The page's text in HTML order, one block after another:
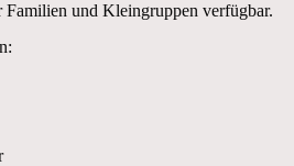
Familien und Kleingruppen verfügbar.